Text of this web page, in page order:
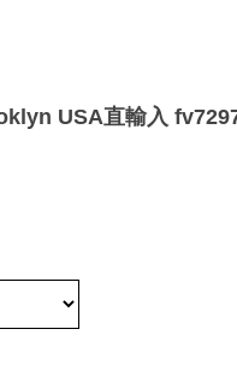
USA直輸入